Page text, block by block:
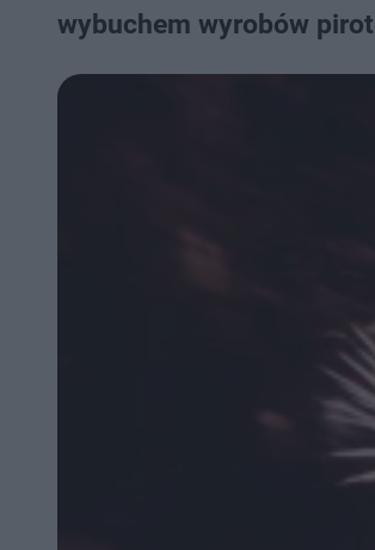
wybuchem wyrobów